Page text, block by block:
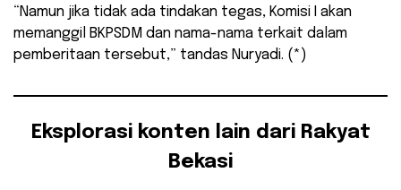
“Namun jika tidak ada tindakan tegas, Komisi I akan
memanggil BKPSDM dan nama-nama terkait dalam
pemberitaan tersebut,” tandas Nuryadi. (*)
Eksplorasi konten lain dari Rakyat
Bekasi